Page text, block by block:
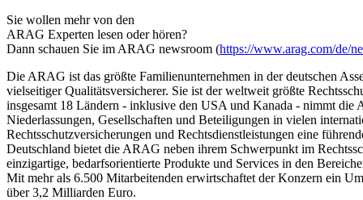
Sie wollen mehr von den
ARAG Experten lesen oder hören?
Dann schauen Sie im ARAG newsroom (https://www.arag.com/de/
Die ARAG ist das größte Familienunternehmen in der deutschen
vielseitiger Qualitätsversicherer. Sie ist der weltweit größte
insgesamt 18 Ländern - inklusive den USA und Kanada - nimmt die
Niederlassungen, Gesellschaften und Beteiligungen in vielen
Rechtsschutzversicherungen und Rechtsdienstleistungen eine
Deutschland bietet die ARAG neben ihrem Schwerpunkt im
einzigartige, bedarfsorientierte Produkte und Services in den
Mit mehr als 6.500 Mitarbeitenden erwirtschaftet der Konzern ein
über 3,2 Milliarden Euro.